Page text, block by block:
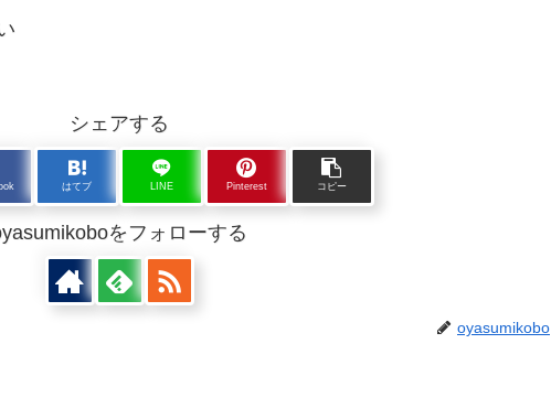
シェアする
はてブ LINE Pinterest コピー
をフォローする
oyasumikobo